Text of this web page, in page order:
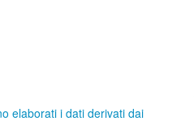
elaborati i dati derivati dai